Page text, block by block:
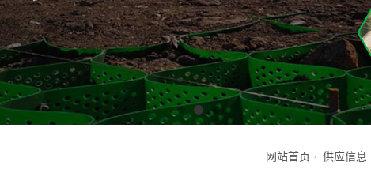
网站首页 供应信息